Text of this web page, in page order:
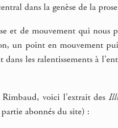
dans la genèse de la
et de mouvement qui nous
un point en mouvement
les ralentissements à
voici l’extrait des
abonnés du site) :